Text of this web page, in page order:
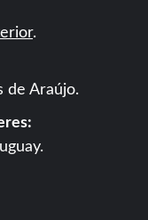
.
de Araújo.